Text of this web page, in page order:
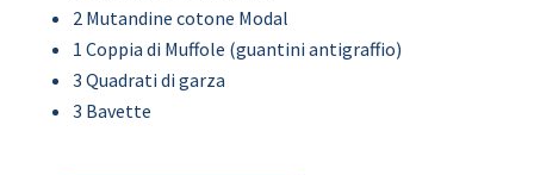
2 Mutandine cotone Modal
1 Coppia di Muffole (guantini antigraffio)
3 Quadrati di garza
3 Bavette